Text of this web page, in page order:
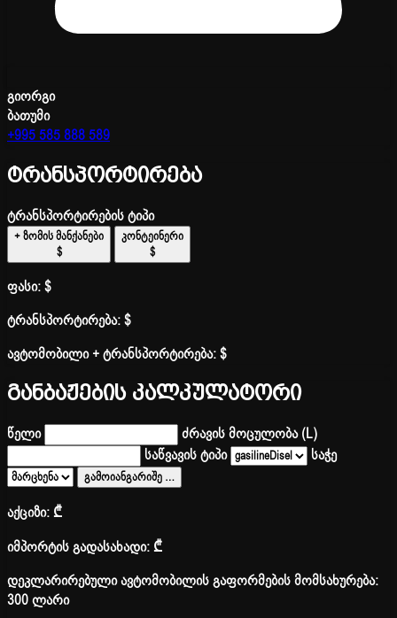
გიორგი
ბათუმი
+995 585 888 589
ტრანსპორტირება
ტრანსპორტირების ტიპი
+ ზომის მანქანები
$
კონტეინერი
$
ფასი:$
ტრანსპორტირება:$
ავტომობილი + ტრანსპორტირება:$
განბაჟების კალკულატორი
წელი
ძრავის მოცულობა (L)
საწვავის ტიპი
საჭე
გამოიანგარიშე …
აქციზი:₾
იმპორტის გადასახადი:₾
დეკლარირებული ავტომობილის გაფორმების მომსახურება:
300 ლარი